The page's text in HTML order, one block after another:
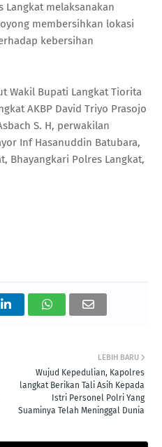
Langkat melaksanakan
membersihkan lokasi
kebersihan
Wakil Bupati Langkat Tiorita
AKBP David Triyo Prasojo
S. H, perwakilan
Inf Hasanuddin Batubara,
Bhayangkari Polres Langkat,
LEBIH BARU
Wujud Kepedulian, Kapolres
langkat Berikan Tali Asih Kepada
Istri Personel Polri Yang
Suaminya Telah Meninggal Dunia